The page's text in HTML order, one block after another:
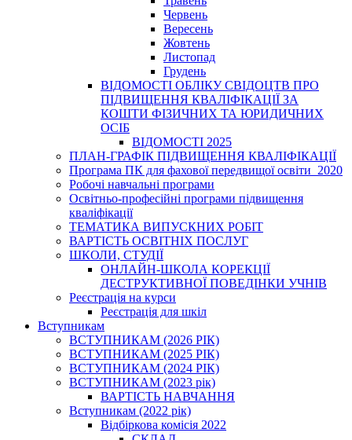
Червень
Вересень
Жовтень
Листопад
Грудень
ВІДОМОСТІ ОБЛІКУ СВІДОЦТВ ПРО
ПІДВИЩЕННЯ КВАЛІФІКАЦІЇ ЗА
КОШТИ ФІЗИЧНИХ ТА ЮРИДИЧНИХ
ОСІБ
ВІДОМОСТІ 2025
ПЛАН-ГРАФІК ПІДВИЩЕННЯ КВАЛІФІКАЦІЇ
Програма ПК для фахової передвищої освіти_2020
Робочі навчальні програми
Освітньо-професійні програми підвищення
кваліфікації
ТЕМАТИКА ВИПУСКНИХ РОБІТ
ВАРТІСТЬ ОСВІТНІХ ПОСЛУГ
ШКОЛИ, СТУДІЇ
ОНЛАЙН-ШКОЛА КОРЕКЦІЇ
ДЕСТРУКТИВНОЇ ПОВЕДІНКИ УЧНІВ
Реєстрація на курси
Реєстрація для шкіл
Вступникам
ВСТУПНИКАМ (2026 РІК)
ВСТУПНИКАМ (2025 РІК)
ВСТУПНИКАМ (2024 РІК)
ВСТУПНИКАМ (2023 рік)
ВАРТІСТЬ НАВЧАННЯ
Вступникам (2022 рік)
Відбіркова комісія 2022